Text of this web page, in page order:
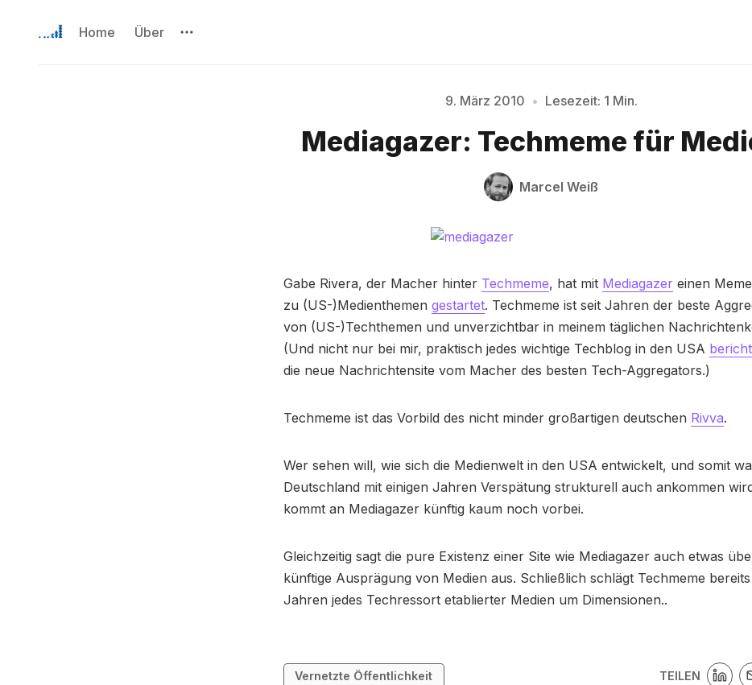
Home Über
9. März 2010 • Lesezeit: 1 Min.
Mediagazer: Techmeme für
Marcel Weiß
Gabe Rivera, der Macher hinter Techmeme, hat mit Mediagazer einen
zu (US-)Medienthemen gestartet. Techmeme ist seit Jahren der beste
von (US-)Techthemen und unverzichtbar in meinem täglichen
(Und nicht nur bei mir, praktisch jedes wichtige Techblog in den USA
die neue Nachrichtensite vom Macher des besten Tech-Aggregators.)
Techmeme ist das Vorbild des nicht minder großartigen deutschen Rivva.
Wer sehen will, wie sich die Medienwelt in den USA entwickelt, und somit
Deutschland mit einigen Jahren Verspätung strukturell auch ankommen
kommt an Mediagazer künftig kaum noch vorbei.
Gleichzeitig sagt die pure Existenz einer Site wie Mediagazer auch etwas
künftige Ausprägung von Medien aus. Schließlich schlägt Techmeme
Jahren jedes Techressort etablierter Medien um Dimensionen..
Vernetzte Öffentlichkeit TEILEN